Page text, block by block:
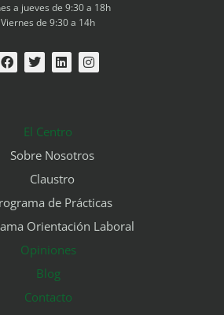
a jueves de 9:30 a 18h
Viernes de 9:30 a 14h
El Centro
Sobre Nosotros
Claustro
de Prácticas
Orientación Laboral
Opiniones
Blog
Contacto